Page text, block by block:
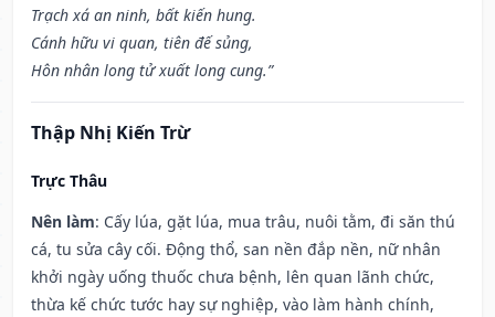
Trạch xá an ninh, bất kiến hung.
Cánh hữu vi quan, tiên đế sủng,
Hôn nhân long tử xuất long cung.”
Thập Nhị Kiến Trừ
Trực Thâu
Nên làm: Cấy lúa, gặt lúa, mua trâu, nuôi tằm, đi săn thú
cá, tu sửa cây cối. Động thổ, san nền đắp nền, nữ nhân
khởi ngày uống thuốc chưa bệnh, lên quan lãnh chức,
thừa kế chức tước hay sự nghiệp, vào làm hành chính,